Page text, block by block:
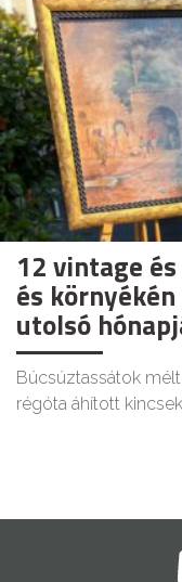
12 vintage
és
utolsó
Búcsúztassátok
régóta áhított